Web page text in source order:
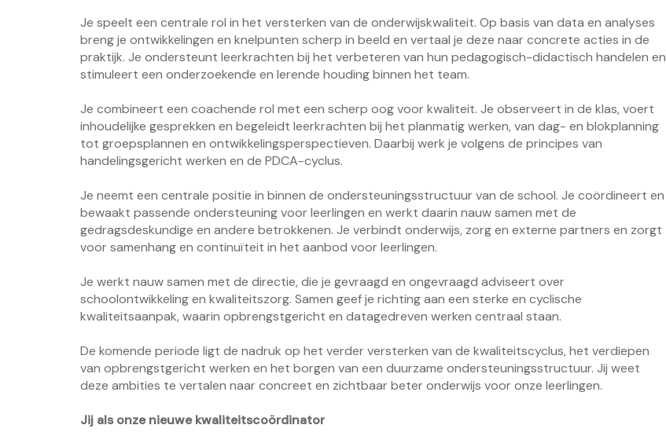
Je speelt een centrale rol in het versterken van de onderwijskwaliteit. Op basis van data en analyses
breng je ontwikkelingen en knelpunten scherp in beeld en vertaal je deze naar concrete acties in de
praktijk. Je ondersteunt leerkrachten bij het verbeteren van hun pedagogisch-didactisch handelen en
stimuleert een onderzoekende en lerende houding binnen het team.
Je combineert een coachende rol met een scherp oog voor kwaliteit. Je observeert in de klas, voert
inhoudelijke gesprekken en begeleidt leerkrachten bij het planmatig werken, van dag- en blokplanning
tot groepsplannen en ontwikkelingsperspectieven. Daarbij werk je volgens de principes van
handelingsgericht werken en de PDCA-cyclus.
Je neemt een centrale positie in binnen de ondersteuningsstructuur van de school. Je coördineert en
bewaakt passende ondersteuning voor leerlingen en werkt daarin nauw samen met de
gedragsdeskundige en andere betrokkenen. Je verbindt onderwijs, zorg en externe partners en zorgt
voor samenhang en continuïteit in het aanbod voor leerlingen.
Je werkt nauw samen met de directie, die je gevraagd en ongevraagd adviseert over
schoolontwikkeling en kwaliteitszorg. Samen geef je richting aan een sterke en cyclische
kwaliteitsaanpak, waarin opbrengstgericht en datagedreven werken centraal staan.
De komende periode ligt de nadruk op het verder versterken van de kwaliteitscyclus, het verdiepen
van opbrengstgericht werken en het borgen van een duurzame ondersteuningsstructuur. Jij weet
deze ambities te vertalen naar concreet en zichtbaar beter onderwijs voor onze leerlingen.
Jij als onze nieuwe kwaliteitscoördinator